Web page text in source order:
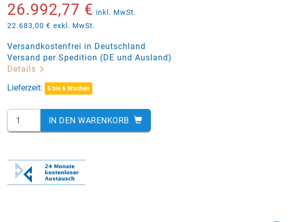
26.992,77 € inkl. MwSt.
22.683,00 € exkl. MwSt.
Versandkostenfrei in Deutschland
Versand per Spedition (DE und Ausland)
Details
Lieferzeit:
5 bis 6 Wochen
IN DEN WARENKORB